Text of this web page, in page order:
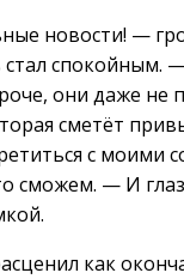
новости! —
стал спокойным.
они даже не
сметёт
с моими
сможем. — И
как